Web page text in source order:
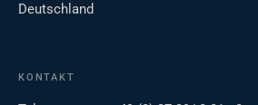
Deutschland
KONTAKT